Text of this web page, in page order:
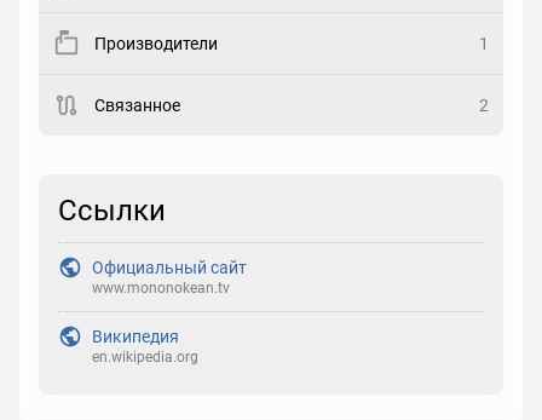
Рейтинг
Реакция
Производители 1
Связанное 2
Ссылки
Официальный сайт
www.mononokean.tv
Википедия
en.wikipedia.org